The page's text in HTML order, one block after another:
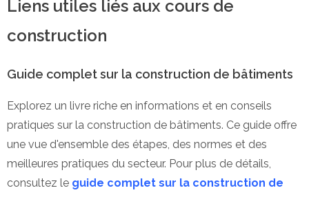
Liens utiles liés aux cours de
construction
Guide complet sur la construction de bâtiments
Explorez un livre riche en informations et en conseils
pratiques sur la construction de bâtiments. Ce guide offre
une vue d'ensemble des étapes, des normes et des
meilleures pratiques du secteur. Pour plus de détails,
consultez le guide complet sur la construction de